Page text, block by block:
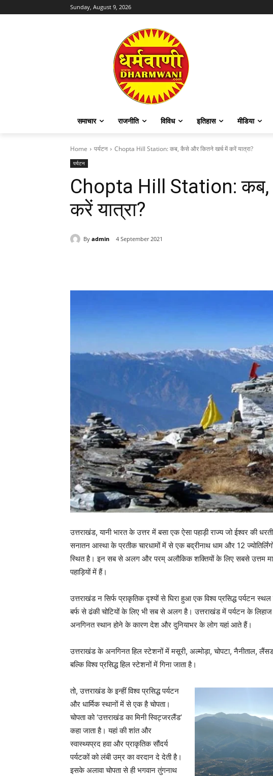
Sunday, August 9, 2026
समाचार राजनीति विविध इतिहास मीडिया
Home पर्यटन Chopta Hill Station: कब, कैसे और कितने खर्च में करें यात्रा?
पर्यटन
Chopta Hill Station:
करें यात्रा?
By admin 4 September 2021
उत्तराखंड, यानी भारत के उत्तर में बसा एक ऐसा पहाड़ी राज्य जो ईश्वर की
सनातन आस्था के प्रतीक चारधामों में से एक बद्रीनाथ धाम और 12
स्थित है। इन सब से अलग और परम् अलौकिक शक्तियों के लिए सबसे उत्तम
पहाड़ियों में हैं।
उत्तराखंड न सिर्फ प्राकृतिक दृश्यों से घिरा हुआ एक विश्व प्रसिद्ध पर्यटन
बर्फ से ढंकी चोटियों के लिए भी सब से अलग है। उत्तराखंड में पर्यटन के
अनगिनत स्थान होने के कारण देश और दुनियाभर के लोग यहां आते हैं।
उत्तराखंड के अनगिनत हिल स्टेशनों में मसूरी, अल्मोड़ा, चोपटा, नैनीताल,
बल्कि विश्व प्रसिद्ध हिल स्टेशनों में गिना जाता है।
तो, उत्तराखंड के इन्हीं विश्व प्रसिद्ध पर्यटन
और धार्मिक स्थानों में से एक है चोपता।
चोपता को ‘उत्तराखंड का मिनी स्विट्जरलैंड’
कहा जाता है। यहां की शांत और
स्वास्थ्यप्रद हवा और प्राकृतिक सौंदर्य
पर्यटकों को लंबी उम्र का वरदान दे देती है।
इसके अलावा चोपता से ही भगवान तुंगनाथ